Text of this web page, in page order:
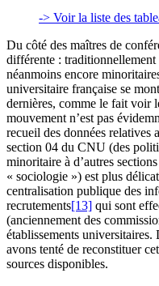
-> Voir la liste des
Du côté des maîtres de
différente :
néanmoins encore
universitaire française se
dernières, comme le fait voir
mouvement n’est pas
recueil des données relatives
section 04 du CNU (des
minoritaire à d’autres
« sociologie ») est plus
centralisation publique des
recrutements[13] qui sont
(anciennement des
établissements
avons tenté de reconstituer
sources disponibles.